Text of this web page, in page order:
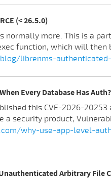
(< 26.5.0)
normally more. This is a
function, which will then
librenms-
Every Database Has
this CVE-2026-
a security product,
why-use-app-level-
Arbitrary File